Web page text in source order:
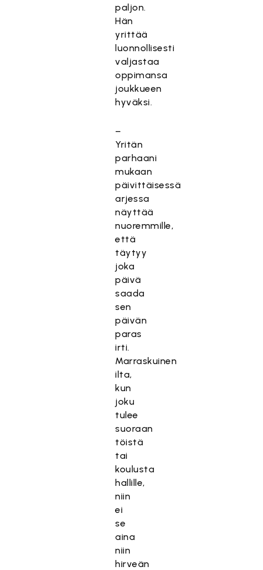
paljon.
Hän
yrittää
luonnollisesti
valjastaa
oppimansa
joukkueen
hyväksi.
–
Yritän
parhaani
mukaan
päivittäisessä
arjessa
näyttää
nuoremmille,
että
täytyy
joka
päivä
saada
sen
päivän
paras
irti.
Marraskuinen
ilta,
kun
joku
tulee
suoraan
töistä
tai
koulusta
hallille,
niin
ei
se
aina
niin
hirveän